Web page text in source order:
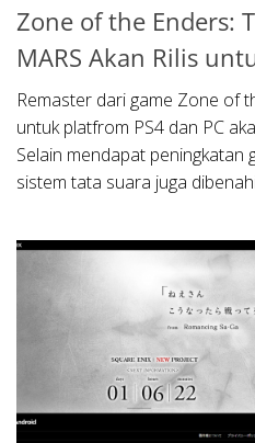
Zone of the Enders:
MARS Akan Rilis
Remaster dari game Zone of
untuk platfrom PS4 dan PC
Selain mendapat peningkatan
sistem tata suara juga